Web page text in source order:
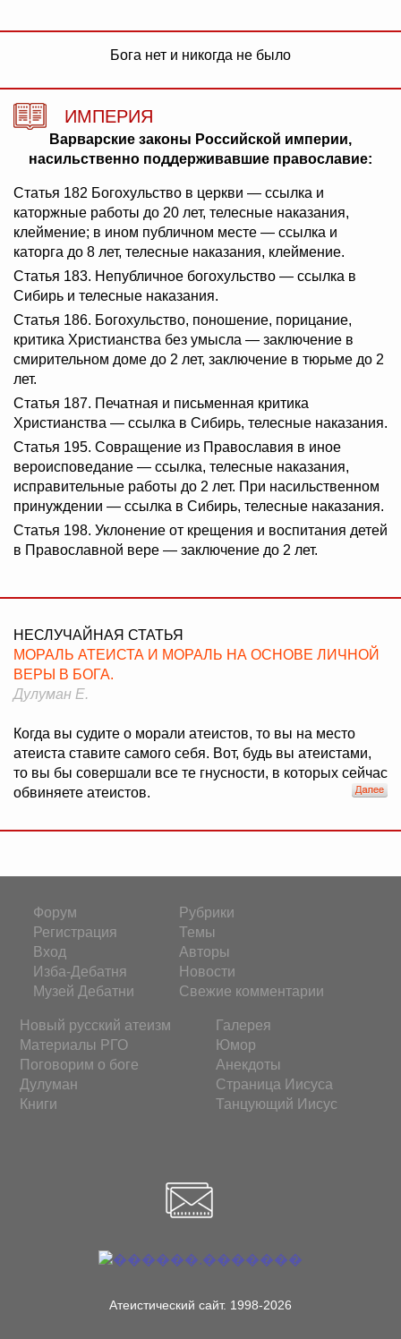
Бога нет и никогда не было
ИМПЕРИЯ
Варварские законы Российской империи,
насильственно поддерживавшие православие:
Статья 182 Богохульство в церкви — ссылка и
каторжные работы до 20 лет, телесные наказания,
клеймение; в ином публичном месте — ссылка и
каторга до 8 лет, телесные наказания, клеймение.
Статья 183. Непубличное богохульство — ссылка в
Сибирь и телесные наказания.
Статья 186. Богохульство, поношение, порицание,
критика Христианства без умысла — заключение в
смирительном доме до 2 лет, заключение в тюрьме до 2
лет.
Статья 187. Печатная и письменная критика
Христианства — ссылка в Сибирь, телесные наказания.
Статья 195. Совращение из Православия в иное
вероисповедание — ссылка, телесные наказания,
исправительные работы до 2 лет. При насильственном
принуждении — ссылка в Сибирь, телесные наказания.
Статья 198. Уклонение от крещения и воспитания детей
в Православной вере — заключение до 2 лет.
НЕСЛУЧАЙНАЯ СТАТЬЯ
МОРАЛЬ АТЕИСТА И МОРАЛЬ НА ОСНОВЕ ЛИЧНОЙ
ВЕРЫ В БОГА.
Дулуман Е.
Когда вы судите о морали атеистов, то вы на место
атеиста ставите самого себя. Вот, будь вы атеистами,
то вы бы совершали все те гнусности, в которых сейчас
обвиняете атеистов.
Форум
Регистрация
Вход
Изба-Дебатня
Музей Дебатни
Рубрики
Темы
Авторы
Новости
Свежие комментарии
Новый русский атеизм
Материалы РГО
Поговорим о боге
Дулуман
Книги
Галерея
Юмор
Анекдоты
Страница Иисуса
Танцующий Иисус
Атеистический сайт. 1998-2026